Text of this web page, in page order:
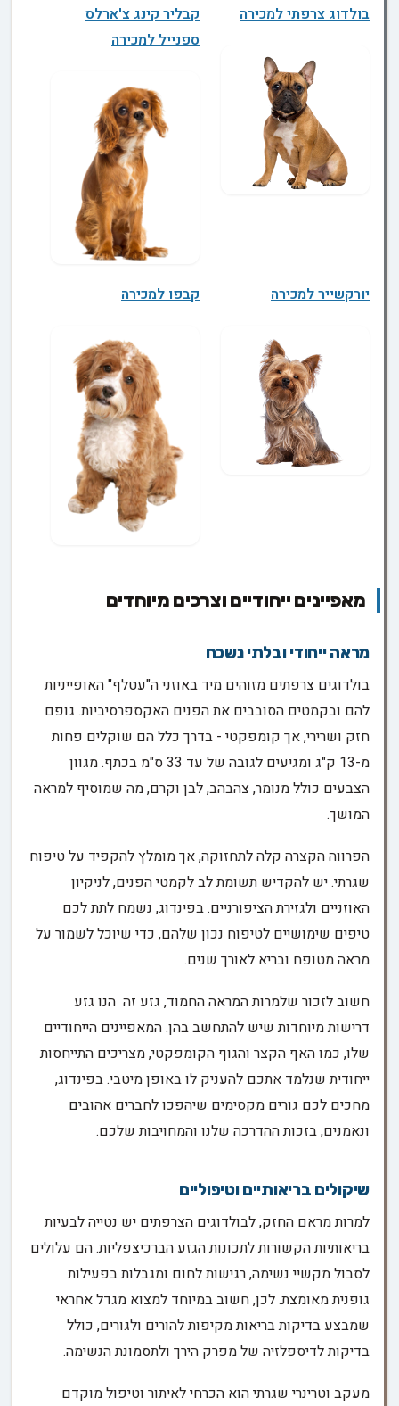
בולדוג צרפתי למכירה
קבליר קינג צ'ארלס
ספנייל למכירה
יורקשייר למכירה קבפו למכירה
מאפיינים ייחודיים וצרכים מיוחדים
מראה ייחודי ובלתי נשכח
בולדוגים צרפתים מזוהים מיד באוזני ה"עטלף" האופייניות
להם ובקמטים הסובבים את הפנים האקספרסיביות. גופם
חזק ושרירי, אך קומפקטי - בדרך כלל הם שוקלים פחות
מ-13 ק"ג ומגיעים לגובה של עד 33 ס"מ בכתף. מגוון
הצבעים כולל מנומר, צהבהב, לבן וקרם, מה שמוסיף למראה
המושך.
הפרווה הקצרה קלה לתחזוקה, אך מומלץ להקפיד על טיפוח
שגרתי. יש להקדיש תשומת לב לקמטי הפנים, לניקיון
האוזניים ולגזירת הציפורניים. בפינדוג, נשמח לתת לכם
טיפים שימושיים לטיפוח נכון שלהם, כדי שיוכל לשמור על
מראה מטופח ובריא לאורך שנים.
חשוב לזכור שלמרות המראה החמוד, גזע זה הנו גזע
דרישות מיוחדות שיש להתחשב בהן. המאפיינים הייחודיים
שלו, כמו האף הקצר והגוף הקומפקטי, מצריכים התייחסות
ייחודית שנלמד אתכם להעניק לו באופן מיטבי. בפינדוג,
מחכים לכם גורים מקסימים שיהפכו לחברים אהובים
ונאמנים, בזכות ההדרכה שלנו והמחויבות שלכם.
שיקולים בריאותיים וטיפוליים
למרות מראם החזק, לבולדוגים הצרפתים יש נטייה לבעיות
בריאותיות הקשורות לתכונות הגזע הברכיצפליות. הם עלולים
לסבול מקשיי נשימה, רגישות לחום ומגבלות בפעילות
גופנית מאומצת. לכן, חשוב במיוחד למצוא מגדל אחראי
שמבצע בדיקות בריאות מקיפות להורים ולגורים, כולל
בדיקות לדיספלזיה של מפרק הירך ולתסמונת הנשימה.
מעקב וטרינרי שגרתי הוא הכרחי לאיתור וטיפול מוקדם